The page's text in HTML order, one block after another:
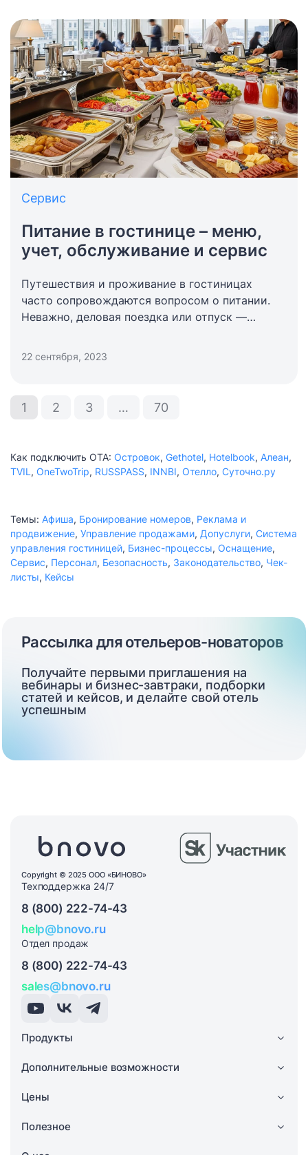
Сервис
Питание в гостинице – меню,
учет, обслуживание и сервис
Путешествия и проживание в гостиницах
часто сопровождаются вопросом о питании.
Неважно, деловая поездка или отпуск —
в общем впечатлении гостя.
22 сентября, 2023
1 2 3 … 70
Как подключить ОТА: Островок, Gethotel, Hotelbook, Алеан,
TVIL , OneTwoTrip, RUSSPASS, INNBI, Отелло, Суточно.ру
Темы: Афиша, Бронирование номеров, Реклама и
продвижение, Управление продажами, Допуслуги, Система
управления гостиницей, Бизнес-процессы, Оснащение,
Сервис, Персонал, Безопасность, Законодательство, Чек-
листы, Кейсы
Рассылка для отельеров-новаторов
Получайте первыми приглашения на
вебинары и бизнес-завтраки, подборки
статей и кейсов, и делайте свой отель
успешным
Copyright © 2025 ООО «БИНОВО»
Техподдержка 24/7
8 (800) 222-74-43
help@bnovo.ru
Отдел продаж
8 (800) 222-74-43
sales@bnovo.ru
Продукты
Дополнительные возможности
Цены
Полезное